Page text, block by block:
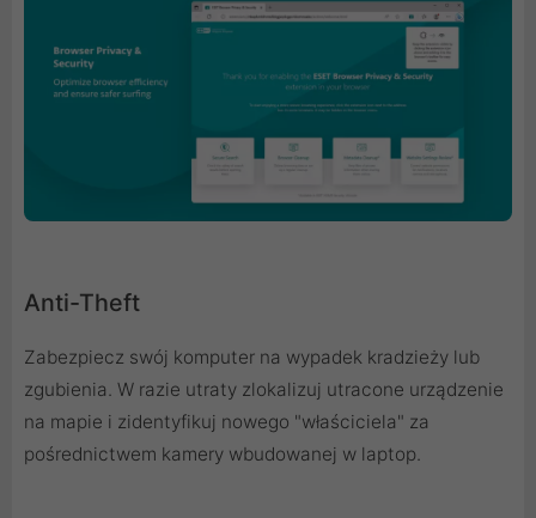
Anti-Theft
Zabezpiecz swój komputer na wypadek kradzieży lub
zgubienia. W razie utraty zlokalizuj utracone urządzenie
na mapie i zidentyfikuj nowego "właściciela" za
pośrednictwem kamery wbudowanej w laptop.